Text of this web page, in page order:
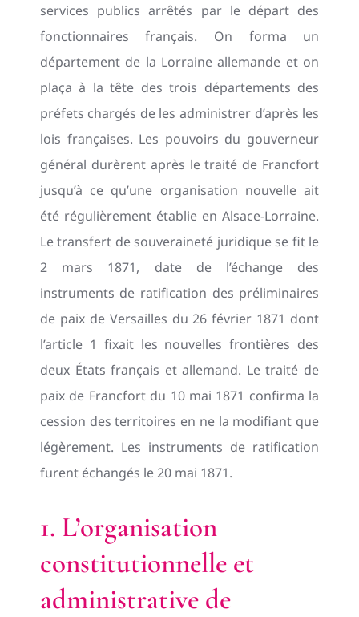
services publics arrêtés par le départ des
fonctionnaires français. On forma un
département de la Lorraine allemande et on
plaça à la tête des trois départements des
préfets chargés de les administrer d’après les
lois françaises. Les pouvoirs du gouverneur
général durèrent après le traité de Francfort
jusqu’à ce qu’une organisation nouvelle ait
été régulièrement établie en Alsace-Lorraine.
Le transfert de souveraineté juridique se fit le
2 mars 1871, date de l’échange des
instruments de ratification des préliminaires
de paix de Versailles du 26 février 1871 dont
l’article 1 fixait les nouvelles frontières des
deux États français et allemand. Le traité de
paix de Francfort du 10 mai 1871 confirma la
cession des territoires en ne la modifiant que
légèrement. Les instruments de ratification
furent échangés le 20 mai 1871.
1. L’organisation
constitutionnelle et
administrative de